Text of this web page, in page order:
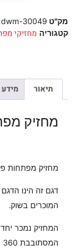
מק"ט 30049-dwm
קטגוריה מחזיקי
תיאור מידע
מחזיק
מחזיק מפתחות
דגם זה הינו
המוכרים בשוק.
המחזיק נמכר
המסתובבת 360 מעלות.